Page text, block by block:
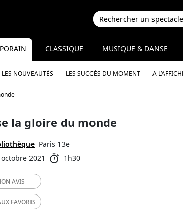
LES NOUVEAUTÉS LES SUCCÈS DU MOMENT A
CLASSIQUE MUSIQUE & DANSE
la gloire du monde
Paris 13e
2021
1h30
AVIS
FAVORIS